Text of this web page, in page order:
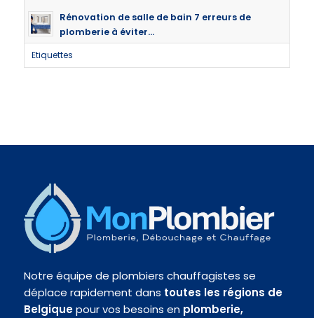
Rénovation de salle de bain 7 erreurs de
plomberie à éviter...
Etiquettes
Notre équipe de plombiers chauffagistes se
déplace rapidement dans toutes les régions de
Belgiquepour vos besoins en plomberie,